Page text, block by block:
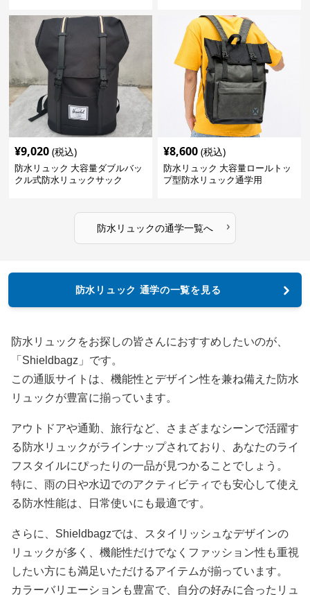
¥9,020 (税込)
防水リュック 大容量ダブルバッ
クル式防水リュックサック
¥8,600 (税込)
防水リュック 大容量ロールトッ
プ型防水リュック通学用
防水リュックの通学一覧へ ›
防水リュック 通学の一覧を見る
防水リュックをお探しの皆さんにおすすめしたいのが、
「Shieldbagz」です。
この通販サイトは、機能性とデザイン性を兼ね備えた防水
リュックが豊富に揃っています。
アウトドアや通勤、旅行など、さまざまなシーンで活躍す
る防水リュックがラインナップされており、あなたのライ
フスタイルにぴったりの一品が見つかることでしょう。
特に、雨の日や水辺でのアクティビティでも安心して使え
る防水性能は、日常使いにも最適です。
さらに、Shieldbagzでは、スタイリッシュなデザインの
リュックが多く、機能性だけでなくファッション性も重視
したい方にも満足いただけるアイテムが揃っています。
カラーバリエーションも豊富で、自分の好みに合ったリュ